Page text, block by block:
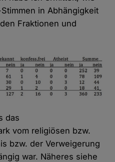
in Abhängigkeit
Fraktionen und
das
vom religiösen bzw.
bzw. der Verweigerung
war. Näheres siehe